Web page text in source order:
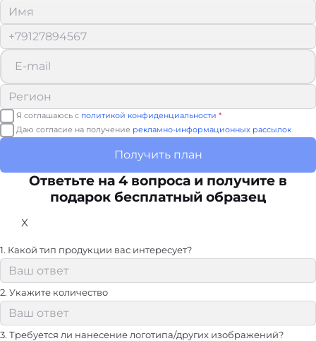
Я соглашаюсь с политикой конфиденциальности *
Даю согласие на получение рекламно-информационных рассылок
Получить план
Ответьте на 4 вопроса и получите в
подарок бесплатный образец
X
1. Какой тип продукции вас интересует?
2. Укажите количество
3. Требуется ли нанесение логотипа/других изображений?